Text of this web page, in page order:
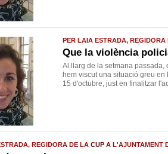
PER LAIA ESTRADA, REGIDORA
Que la violència
Al llarg de la setmana passada,
hem viscut una situació greu
15 d'octubre, just en finalitzar
REGIDORA DE LA CUP A L'AJUNTAMENT